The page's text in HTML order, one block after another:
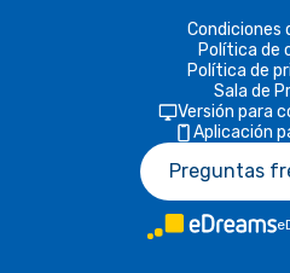
Condiciones
Política de
Política de
Sala de
Versión para
Aplicación
Preguntas